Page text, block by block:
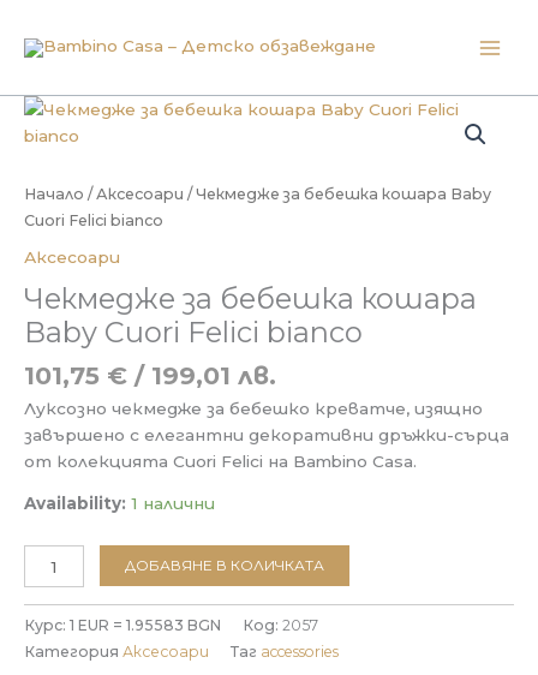
Начало /Аксесоари / Чекмедже за бебешка кошара Baby
Cuori Felici bianco
Аксесоари
Чекмедже за бебешка кошара
Baby Cuori Felici bianco
101,75 € / 199,01 лв.
Луксознo чекмедже за бебешкo креватче, изящно
завършено с елегантни декоративни дръжки-сърца
от колекцията Cuori Felici на Bambino Casa.
Availability: 1 налични
количество
за
Чекмедже
за
бебешка
ДОБАВЯНЕ В КОЛИЧКАТА
Курс: 1 EUR = 1.95583 BGN Код: 2057
Категория Аксесоари Таг accessories